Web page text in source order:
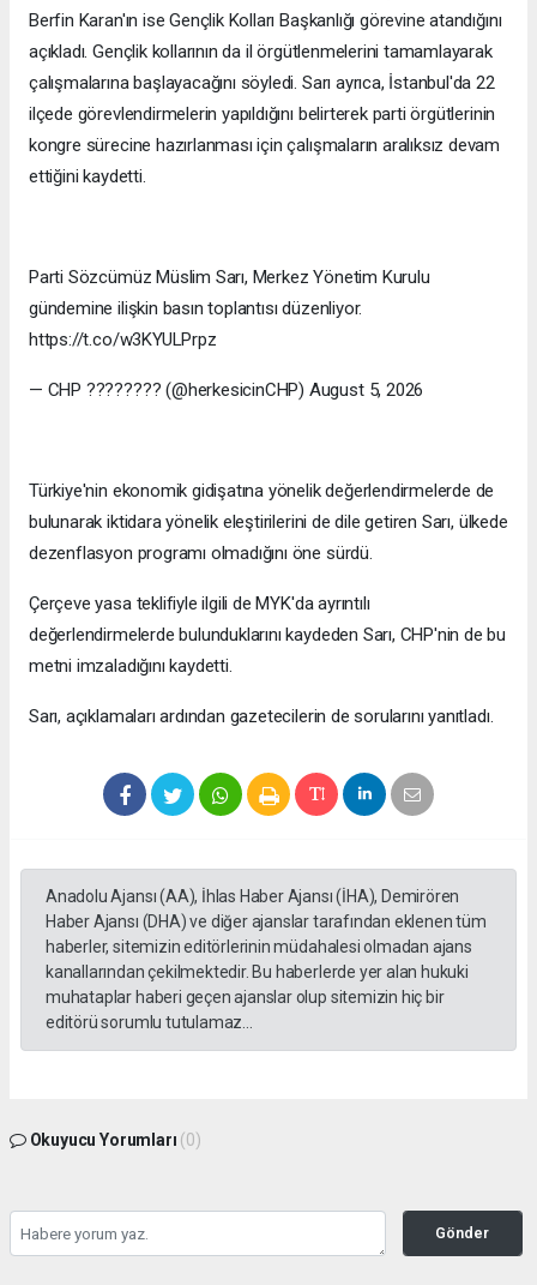
Berfin Karan'ın ise Gençlik Kolları Başkanlığı görevine atandığını
açıkladı. Gençlik kollarının da il örgütlenmelerini tamamlayarak
çalışmalarına başlayacağını söyledi. Sarı ayrıca, İstanbul'da 22
ilçede görevlendirmelerin yapıldığını belirterek parti örgütlerinin
kongre sürecine hazırlanması için çalışmaların aralıksız devam
ettiğini kaydetti.
Parti Sözcümüz Müslim Sarı, Merkez Yönetim Kurulu
gündemine ilişkin basın toplantısı düzenliyor.
https://t.co/w3KYULPrpz
— CHP ???????? (@herkesicinCHP) August 5, 2026
Türkiye'nin ekonomik gidişatına yönelik değerlendirmelerde de
bulunarak iktidara yönelik eleştirilerini de dile getiren Sarı, ülkede
dezenflasyon programı olmadığını öne sürdü.
Çerçeve yasa teklifiyle ilgili de MYK'da ayrıntılı
değerlendirmelerde bulunduklarını kaydeden Sarı, CHP'nin de bu
metni imzaladığını kaydetti.
Sarı, açıklamaları ardından gazetecilerin de sorularını yanıtladı.
Anadolu Ajansı (AA), İhlas Haber Ajansı (İHA), Demirören
Haber Ajansı (DHA) ve diğer ajanslar tarafından eklenen tüm
haberler, sitemizin editörlerinin müdahalesi olmadan ajans
kanallarından çekilmektedir. Bu haberlerde yer alan hukuki
muhataplar haberi geçen ajanslar olup sitemizin hiç bir
editörü sorumlu tutulamaz...
Okuyucu Yorumları (0)
Gönder